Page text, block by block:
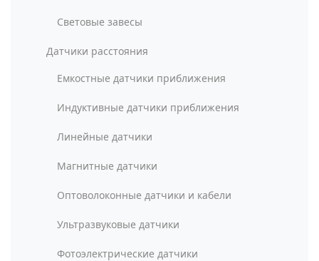
Световые завесы
Датчики расстояния
Емкостные датчики приближения
Индуктивные датчики приближения
Линейные датчики
Магнитные датчики
Оптоволоконные датчики и кабели
Ультразвуковые датчики
Фотоэлектрические датчики